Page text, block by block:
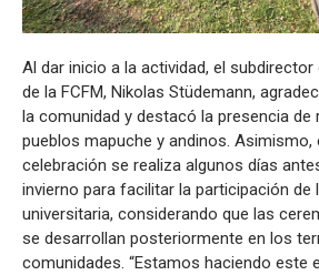
Al dar inicio a la actividad, el subdirector
de la FCFM, Nikolas Stüdemann,
la comunidad y destacó la presencia de
pueblos mapuche y andinos. Asimismo,
celebración se realiza algunos días
invierno para facilitar la participación de
universitaria, considerando que las
se desarrollan posteriormente en los
comunidades. “Estamos haciendo este